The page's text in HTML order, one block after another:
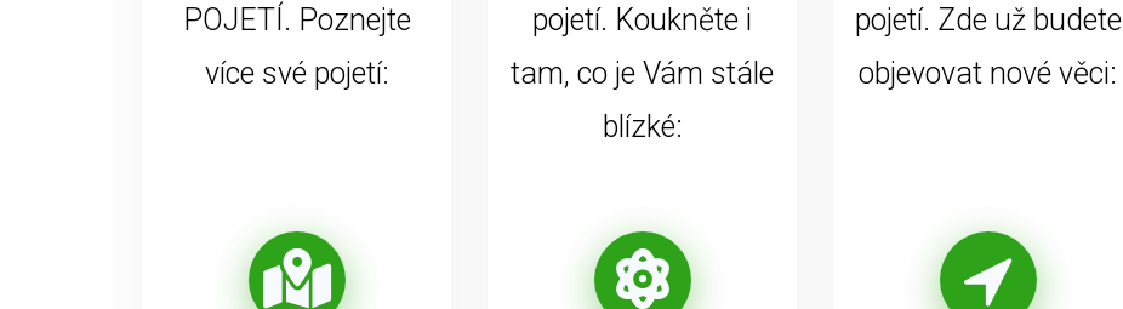
POJETÍ. Poznejte
více své pojetí:
pojetí. Koukněte i
tam, co je Vám stále
blízké:
pojetí. Zde už budete
objevovat nové věci: